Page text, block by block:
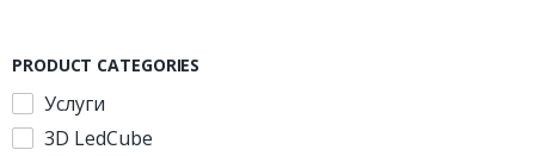
PRODUCT CATEGORIES
Услуги
3D LedCube